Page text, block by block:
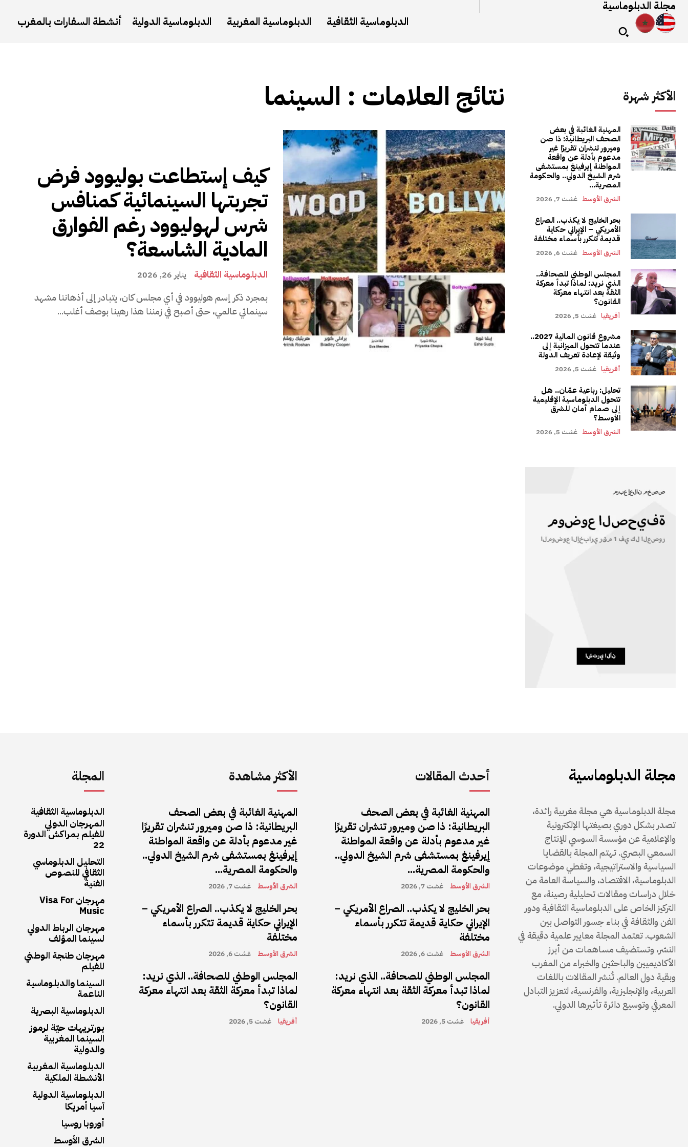
مجلة الدبلوماسية
الدبلوماسية الثقافية
الدبلوماسية المغربية الدبلوماسية الدولية أنشطة السفارات بالمغرب
نتائج العلامات : السينما
كيف إستطاعت بوليوود فرض
تجربتها السينمائية كمنافس
شرس لهوليوود رغم الفوارق
المادية الشاسعة؟
الدبلوماسية الثقافية يناير 26, 2026
بمجرد ذكر إسم هوليوود في أي مجلس كان، يتبادر إلى أذهاننا مشهد
سينمائي عالمي، حتى أصبح في زمننا هذا رهينا بوصف أغلب...
الأكثر شهرة
المهنية الغائبة في بعض
الصحف البريطانية: ذا صن
وميرور تنشران تقريرًا غير
مدعوم بأدلة عن واقعة
المواطنة إيرفينغ بمستشفى
شرم الشيخ الدولي.. والحكومة
المصرية...
الشرق الأوسط غشت 7, 2026
بحر الخليج لا يكذب.. الصراع
الأمريكي – الإيراني حكاية
قديمة تتكرر بأسماء مختلفة
الشرق الأوسط غشت 6, 2026
المجلس الوطني للصحافة..
الذي نريد: لماذا تبدأ معركة
الثقة بعد انتهاء معركة
القانون؟
أفريقيا غشت 5, 2026
مشروع قانون المالية 2027..
عندما تتحول الميزانية إلى
وثيقة لإعادة تعريف الدولة
أفريقيا غشت 5, 2026
تحليل: رباعية عمّان.. هل
تتحول الدبلوماسية الإقليمية
إلى صمام أمان للشرق
الأوسط؟
الشرق الأوسط غشت 5, 2026
المجلة
الدبلوماسية الثقافية
المهرجان الدولي
للفيلم بمراكش الدورة
22
التحليل الدبلوماسي
الثقافي للنصوص
الفنية
مهرجان Visa For
Music
مهرجان الرباط الدولي
لسينما المؤلف
مهرجان طنجة الوطني
للفيلم
السينما والدبلوماسية
الناعمة
الدبلوماسية البصرية
بورتريهات حيّة لرموز
السينما المغربية
والدولية
الدبلوماسية المغربية
الأنشطة الملكية
الدبلوماسية الدولية
آسيا أمريكا
أوروبا روسيا
الشرق الأوسط
الأكثر مشاهدة
المهنية الغائبة في بعض الصحف
البريطانية: ذا صن وميرور تنشران تقريرًا
غير مدعوم بأدلة عن واقعة المواطنة
إيرفينغ بمستشفى شرم الشيخ الدولي..
والحكومة المصرية...
الشرق الأوسط غشت 7, 2026
بحر الخليج لا يكذب.. الصراع الأمريكي –
الإيراني حكاية قديمة تتكرر بأسماء
مختلفة
الشرق الأوسط غشت 6, 2026
المجلس الوطني للصحافة.. الذي نريد:
لماذا تبدأ معركة الثقة بعد انتهاء معركة
القانون؟
أفريقيا غشت 5, 2026
أحدث المقالات
المهنية الغائبة في بعض الصحف
البريطانية: ذا صن وميرور تنشران تقريرًا
غير مدعوم بأدلة عن واقعة المواطنة
إيرفينغ بمستشفى شرم الشيخ الدولي..
والحكومة المصرية...
الشرق الأوسط غشت 7, 2026
بحر الخليج لا يكذب.. الصراع الأمريكي –
الإيراني حكاية قديمة تتكرر بأسماء
مختلفة
الشرق الأوسط غشت 6, 2026
المجلس الوطني للصحافة.. الذي نريد:
لماذا تبدأ معركة الثقة بعد انتهاء معركة
القانون؟
أفريقيا غشت 5, 2026
مجلة الدبلوماسية
مجلة الدبلوماسية هي مجلة مغربية رائدة،
تصدر بشكل دوري بصيغتها الإلكترونية
والإعلامية عن مؤسسة السوسي للإنتاج
السمعي البصري. تهتم المجلة بالقضايا
السياسية والاستراتيجية، وتغطي موضوعات
الدبلوماسية، الاقتصاد، والسياسة العامة من
خلال دراسات ومقالات تحليلية رصينة، مع
التركيز الخاص على الدبلوماسية الثقافية ودور
الفن والثقافة في بناء جسور التواصل بين
الشعوب. تعتمد المجلة معايير علمية دقيقة في
النشر، وتستضيف مساهمات من أبرز
الأكاديميين والباحثين والخبراء من المغرب
وبقية دول العالم. تُنشر المقالات باللغات
العربية، والإنجليزية، والفرنسية، لتعزيز التبادل
المعرفي وتوسيع دائرة تأثيرها الدولي.